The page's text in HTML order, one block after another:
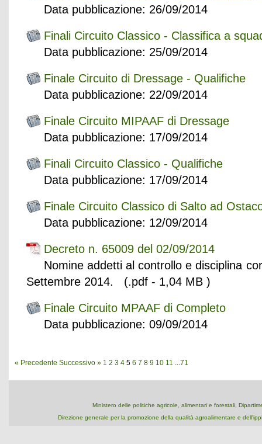
Data pubblicazione: 26/09/2014
Finali Circuito Classico - Classifica a
Data pubblicazione: 25/09/2014
Finale Circuito di Dressage - Qualifiche
Data pubblicazione: 22/09/2014
Finale Circuito MIPAAF di Dressage
Data pubblicazione: 17/09/2014
Finali Circuito Classico - Qualifiche
Data pubblicazione: 17/09/2014
Finale Circuito Classico di Salto ad
Data pubblicazione: 12/09/2014
Decreto n. 65009 del 02/09/2014
Nomine addetti al controllo e disciplina
Settembre 2014. (.pdf - 1,04 MB )
Finale Circuito MPAAF di Completo
Data pubblicazione: 09/09/2014
« Precedente Successivo » 1 2 3 4 5 6 7 8 9 10 11 ...71
Ministero delle politiche agricole, alimentari e forestali,
Direzione generale per la promozione della qualità agroalimentare e